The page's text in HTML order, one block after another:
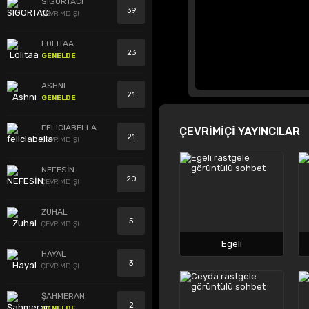
ÇEVRİMDIŞI 39
LOLITAA
GENELDE 23
ASHNI
GENELDE 21
FELICIABELLA
ÇEVRİMDIŞI 21
NEFESİN
ÇEVRİMDIŞI 20
ZUHAL
ÇEVRİMDIŞI 5
HAYAL
ÇEVRİMDIŞI 3
ŞAHMERAN
2
ÇEVRİMİÇİ YAYINCILAR
Egeli